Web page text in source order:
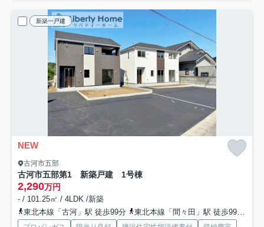
新築一戸建
NEW
古河市五部
古河市五部第1 新築戸建 1号棟
2,290万円
- / 101.25㎡ / 4LDK /新築
東北本線「古河」駅 徒歩99分
東北本線「間々田」駅 徒歩99分